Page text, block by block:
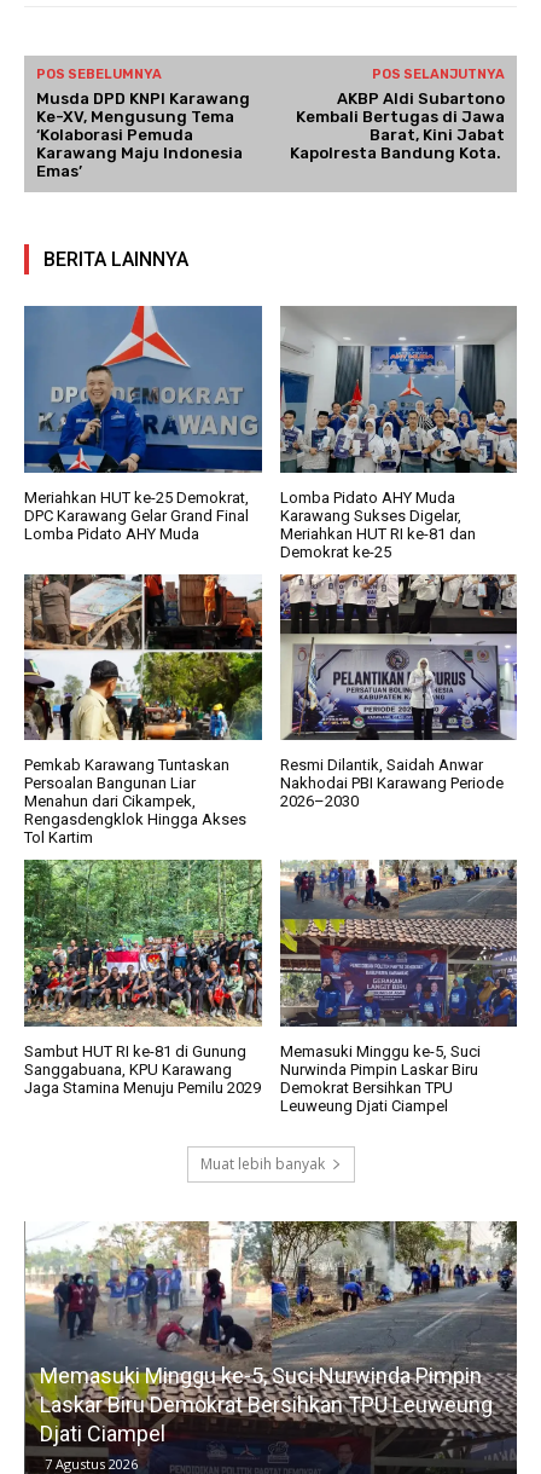
POS SEBELUMNYA
Musda DPD KNPI Karawang
Ke-XV, Mengusung Tema
‘Kolaborasi Pemuda
Karawang Maju Indonesia
Emas’
POS SELANJUTNYA
AKBP Aldi Subartono
Kembali Bertugas di Jawa
Barat, Kini Jabat
Kapolresta Bandung Kota.
BERITA LAINNYA
Meriahkan HUT ke-25 Demokrat,
DPC Karawang Gelar Grand Final
Lomba Pidato AHY Muda
Lomba Pidato AHY Muda
Karawang Sukses Digelar,
Meriahkan HUT RI ke-81 dan
Demokrat ke-25
Pemkab Karawang Tuntaskan
Persoalan Bangunan Liar
Menahun dari Cikampek,
Rengasdengklok Hingga Akses
Tol Kartim
Resmi Dilantik, Saidah Anwar
Nakhodai PBI Karawang Periode
2026–2030
Sambut HUT RI ke-81 di Gunung
Sanggabuana, KPU Karawang
Jaga Stamina Menuju Pemilu 2029
Memasuki Minggu ke-5, Suci
Nurwinda Pimpin Laskar Biru
Demokrat Bersihkan TPU
Leuweung Djati Ciampel
Muat lebih banyak
Memasuki Minggu ke-5, Suci Nurwinda Pimpin
Laskar Biru Demokrat Bersihkan TPU Leuweung
Djati Ciampel
7 Agustus 2026